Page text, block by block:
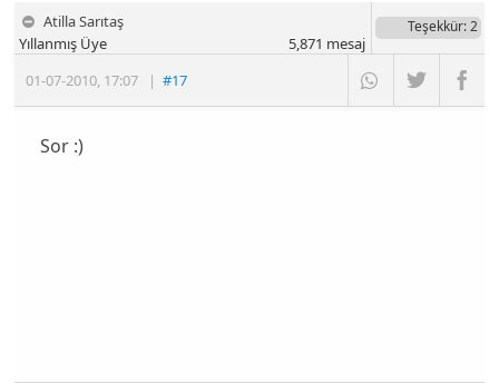
Atilla Sarıtaş
01-07-2010, 17:07 |#17
Yıllanmış Üye
Teşekkür: 2
5,871 mesaj
Sor :)